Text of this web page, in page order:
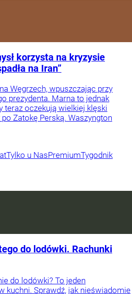
korzysta na kryzysie
na Iran”
Węgrzech, wpuszczając przy
prezydenta. Marna to jednak
teraz oczekują wielkiej klęski
Zatokę Perską. Waszyngton
Tylko u NasPremiumTygodnik
do lodówki. Rachunki
do lodówki? To jeden
kuchni. Sprawdź, jak nieświadomie